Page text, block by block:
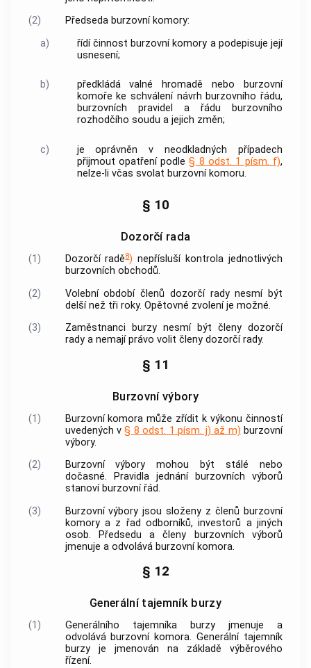
(2)
Předseda burzovní komory:
a)
řídí činnost burzovní komory a podepisuje její
usnesení;
b) předkládá valné hromadě nebo
burzovní
komoře ke schválení návrh burzovního řádu,
burzovních pravidel a řádu burzovního
rozhodčího soudu a jejich změn;
c)
je oprávněn v neodkladných případech
přijmout opatření podle§ 8 odst. 1 písm. f),
nelze-li včas svolat burzovní komoru.
§ 10
Dozorčí rada
(1) Dozorčí radě8) nepřísluší kontrola jednotlivých
burzovních obchodů.
(2)
Volební období členů dozorčí rady nesmí být
delší než tři roky. Opětovné zvolení je možné.
(3)
Zaměstnanci burzy nesmí být členy dozorčí
rady a nemají právo volit členy dozorčí rady.
§ 11
Burzovní výbory
(1) Burzovní komora může zřídit k výkonu činností
uvedených v§ 8 odst. 1 písm. j) až m) burzovní
výbory.
(2)
Burzovní výbory mohou být stálé nebo
dočasné. Pravidla jednání burzovních výborů
stanoví burzovní řád.
(3)
Burzovní výbory jsou složeny z členů burzovní
komorya z řad odborníků, investorů a jiných
osob. Předsedu a členy burzovních výborů
jmenuje a odvolává burzovní komora.
§ 12
Generální tajemník burzy
(1)
Generálního tajemníka burzy jmenuje a
odvolává burzovní komora. Generální tajemník
burzy je jmenován na základě výběrového
řízení.